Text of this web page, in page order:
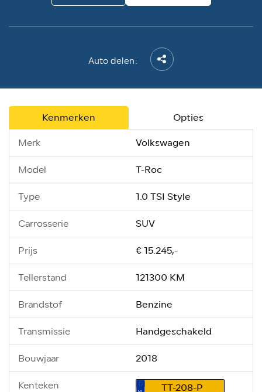
Auto delen:
Kenmerken Opties
Merk Volkswagen
Model T-Roc
Type 1.0 TSI Style
Carrosserie SUV
Prijs € 15.245,-
Tellerstand 121300 KM
Brandstof Benzine
Transmissie Handgeschakeld
Bouwjaar 2018
Kenteken TT-208-P